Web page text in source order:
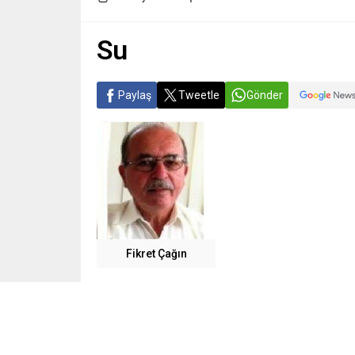
Su
Paylaş Tweetle Gönder
Fikret Çağın